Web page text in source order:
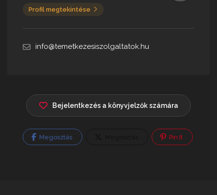
Profil megtekintése
info@temetkezesiszolgaltatok.hu
Bejelentkezés a könyvjelzők számára
Megosztás Pin It